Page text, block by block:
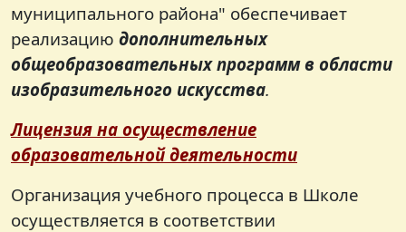
муниципального района" обеспечивает
реализацию дополнительных
общеобразовательных программ в области
изобразительного искусства.
Лицензия на осуществление
образовательной деятельности
Организация учебного процесса в Школе
осуществляется в соответствии